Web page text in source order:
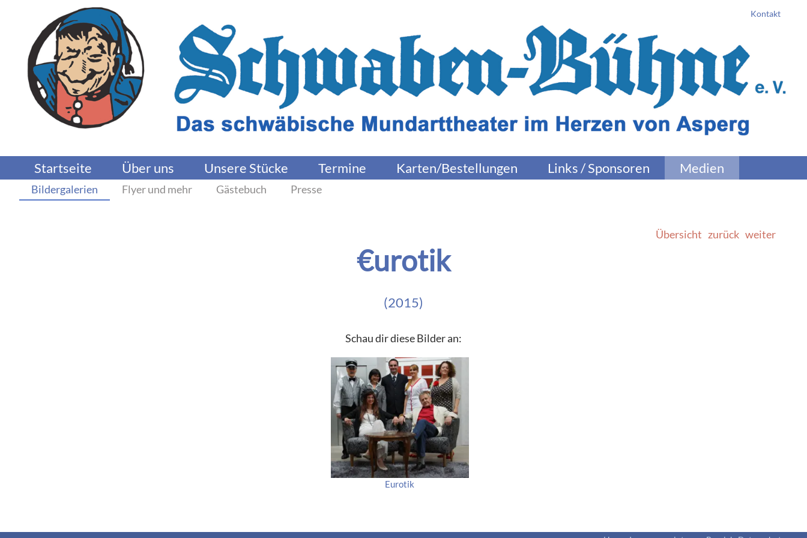
Startseite Über uns Unsere Stücke Termine Karten/Bestellungen Links / Sponsoren Medien
Kontakt
Bildergalerien Flyer und mehr Gästebuch Presse
Übersicht zurück weiter
€urotik
(2015)
Schau dir diese Bilder an:
Eurotik